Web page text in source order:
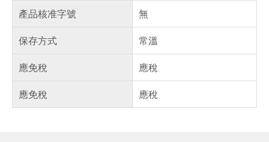
產品核准字號
無
保存方式
常溫
應免稅
應稅
應免稅
應稅